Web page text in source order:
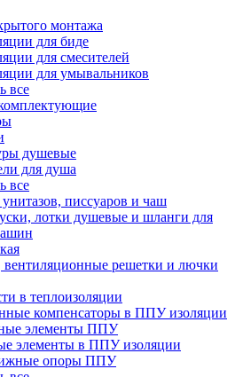
монтажа
для биде
для смесителей
для умывальников
все
душевые
для душа
все
писсуаров и чаш
лотки душевые и шланги для
вентиляционные решетки и лючки
в теплоизоляции
компенсаторы в ППУ изоляции
элементы ППУ
элементы в ППУ изоляции
опоры ППУ